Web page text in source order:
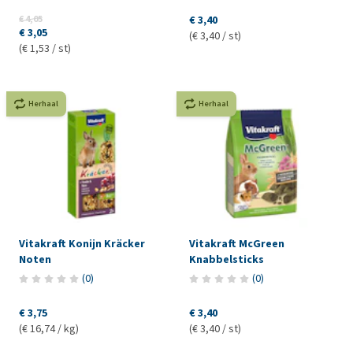
€ 4,05
€ 3,05
(€ 1,53 / st)
€ 3,40
(€ 3,40 / st)
Herhaal
Vitakraft Konijn Kräcker
Noten
(0)
€ 3,75
(€ 16,74 / kg)
Herhaal
Vitakraft McGreen
Knabbelsticks
(0)
€ 3,40
(€ 3,40 / st)